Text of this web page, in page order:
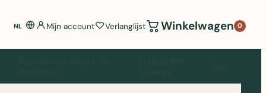
NL Mijn account Verlanglijst Winkelwagen 0